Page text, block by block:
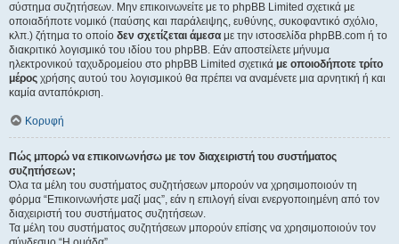
σύστημα συζητήσεων. Μην επικοινωνείτε με το phpBB Limited σχετικά με
οποιαδήποτε νομικό (παύσης και παράλειψης, ευθύνης, συκοφαντικό σχόλιο,
κλπ.) ζήτημα το οποίο δεν σχετίζεται άμεσα με την ιστοσελίδα phpBB.com ή το
διακριτικό λογισμικό του ιδίου του phpBB. Εάν αποστείλετε μήνυμα
ηλεκτρονικού ταχυδρομείου στο phpBB Limited σχετικά με οποιοδήποτε τρίτο
μέρος χρήσης αυτού του λογισμικού θα πρέπει να αναμένετε μια αρνητική ή και
καμία ανταπόκριση.
Κορυφή
Πώς μπορώ να επικοινωνήσω με τον διαχειριστή του συστήματος
συζητήσεων;
Όλα τα μέλη του συστήματος συζητήσεων μπορούν να χρησιμοποιούν τη
φόρμα “Επικοινωνήστε μαζί μας”, εάν η επιλογή είναι ενεργοποιημένη από τον
διαχειριστή του συστήματος συζητήσεων.
Τα μέλη του συστήματος συζητήσεων μπορούν επίσης να χρησιμοποιούν τον